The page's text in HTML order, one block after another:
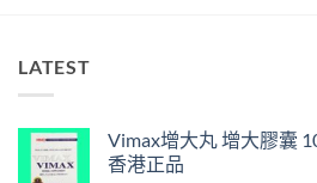
LATEST
Vimax增大丸 增大膠囊
香港正品